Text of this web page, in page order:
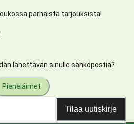
parhaista tarjouksista!
lähettävän sinulle sähköpostia?
Pieneläimet
Tilaa uutiskirje